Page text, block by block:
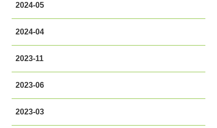
2024-05
2024-04
2023-11
2023-06
2023-03